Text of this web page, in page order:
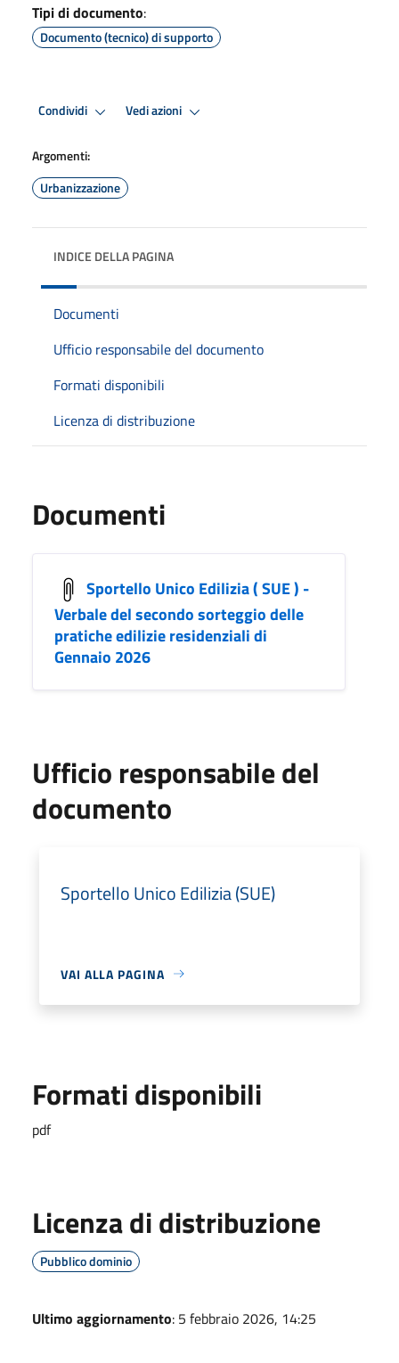
Tipi di documento:
Documento (tecnico) di supporto
Condividi Vedi azioni
Argomenti:
Urbanizzazione
INDICE DELLA PAGINA
Documenti
Ufficio responsabile del documento
Formati disponibili
Licenza di distribuzione
Documenti
Sportello Unico Edilizia ( SUE ) -
Verbale del secondo sorteggio delle
pratiche edilizie residenziali di
Gennaio 2026
Ufficio responsabile del
documento
Sportello Unico Edilizia (SUE)
VAI ALLA PAGINA
Formati disponibili
pdf
Licenza di distribuzione
Pubblico dominio
Ultimo aggiornamento: 5 febbraio 2026, 14:25